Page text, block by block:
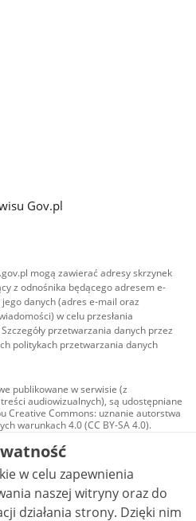
Gov.pl
mogą zawierać adresy skrzynek
z odnośnika będącego adresem e-
danych (adres e-mail oraz
w celu przesłania
przetwarzania danych przez
politykach przetwarzania danych
publikowane w serwisie (z
audiowizualnych), są udostępniane
Creative Commons: uznanie autorstwa
warunkach 4.0 (CC BY-SA 4.0).
w tym zdjęcia, materiały
udostępniane na licencji typu
uznanie autorstwa użycie
- bez utworów zależnych 4.0 (CC BY-
ile nie jest to stwierdzone inaczej.
w celu zapewnienia
naszej witryny oraz do
strony. Dzięki nim